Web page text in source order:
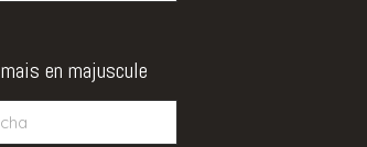
mais en majuscule